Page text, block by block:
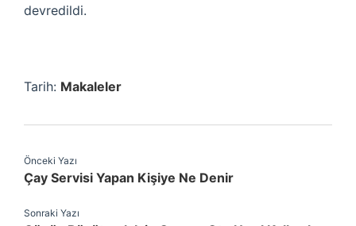
devredildi.
Tarih: Makaleler
Önceki Yazı
Çay Servisi Yapan Kişiye Ne Denir
Sonraki Yazı